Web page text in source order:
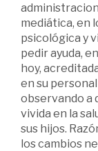
mediática, en
psicológica y
pedir ayuda,
hoy,
en su
observando a
vivida en la
sus hijos.
los cambios